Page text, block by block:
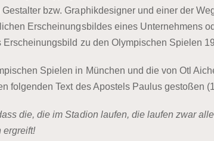
bzw. Graphikdesigner und einer der
Erscheinungsbildes eines Unternehmens
Erscheinungsbild zu den Olympischen Spielen
Spielen in München und die von Otl
folgenden Text des Apostels Paulus gestoßen
die, die im Stadion laufen, die laufen zwar
ergreift!